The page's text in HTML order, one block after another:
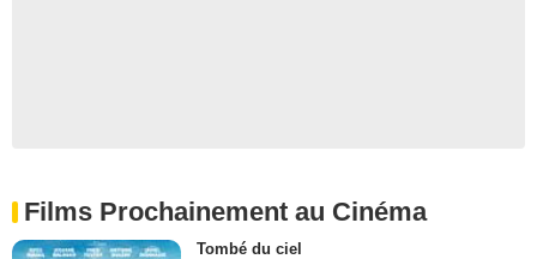
Films Prochainement au Cinéma
Tombé du ciel